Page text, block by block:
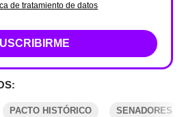
de tratamiento de datos
PACTO HISTÓRICO SENADORES